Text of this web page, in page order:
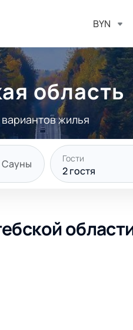
BYN
область
жилья
Сауны Гости
2гостя